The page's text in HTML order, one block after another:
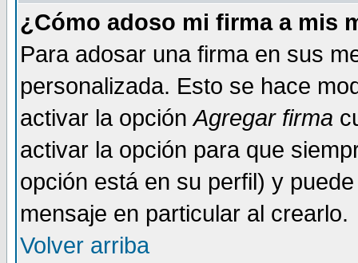
¿Cómo adoso mi firma a mis
Para adosar una firma en sus
personalizada. Esto se hace
activar la opciónAgregar firma
activar la opción para que
opción está en su perfil) y
mensaje en particular al crearlo.
Volver arriba